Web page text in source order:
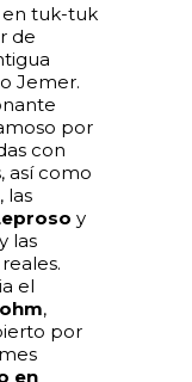
en tuk-tuk
de
Jemer.
por
con
así como
, las
y
las
el
,
por
en